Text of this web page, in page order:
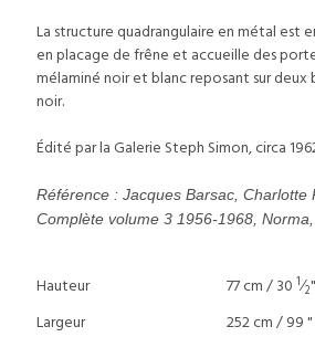
La structure quadrangulaire en métal est
en placage de frêne et accueille des
mélaminé noir et blanc reposant sur
noir.
Édité par la Galerie Steph Simon, circa
Référence : Jacques Barsac, Charlotte
Complète volume 3 1956-1968,
Hauteur 77 cm / 30 1⁄2"
Largeur
252 cm / 99 "